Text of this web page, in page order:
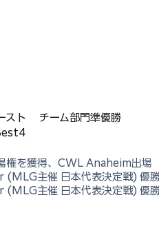
スト 　チーム部門準優勝
を獲得、CWL Anaheim出場
主催 日本代表決定戦) 優
主催 日本代表決定戦) 優